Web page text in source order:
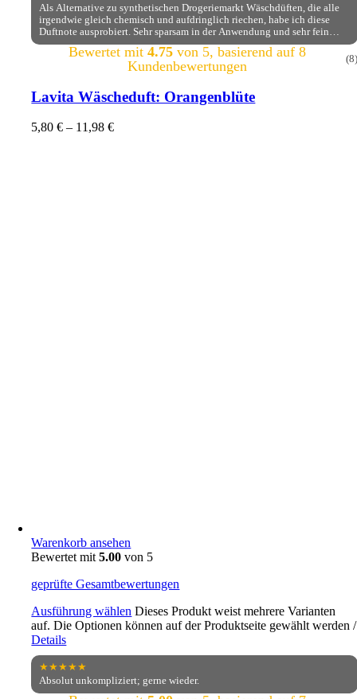
Als Alternative zu synthetischen Drogeriemarkt Wäschdüften, die alle
irgendwie gleich chemisch und aufdringlich riechen, habe ich diese
Duftnote ausprobiert. Sehr sparsam in der Anwendung und sehr fein
blumig im Duft. Ich freue mich sehr darüber. Die Bestellabwickling lief
reibungslos.Bewertet mit 4.75von 5, basierend auf 8
Kundenbewertungen
(8)
Lavita Wäscheduft: Orangenblüte
5,80€ – 11,98€
Warenkorb ansehen
Bewertet mit5.00 von 5
geprüfte Gesamtbewertungen
Ausführung wählen Dieses Produkt weist mehrere Varianten
auf. Die Optionen können auf der Produktseite gewählt werden/
Details
★★★★★
Absolut unkompliziert; gerne wieder.